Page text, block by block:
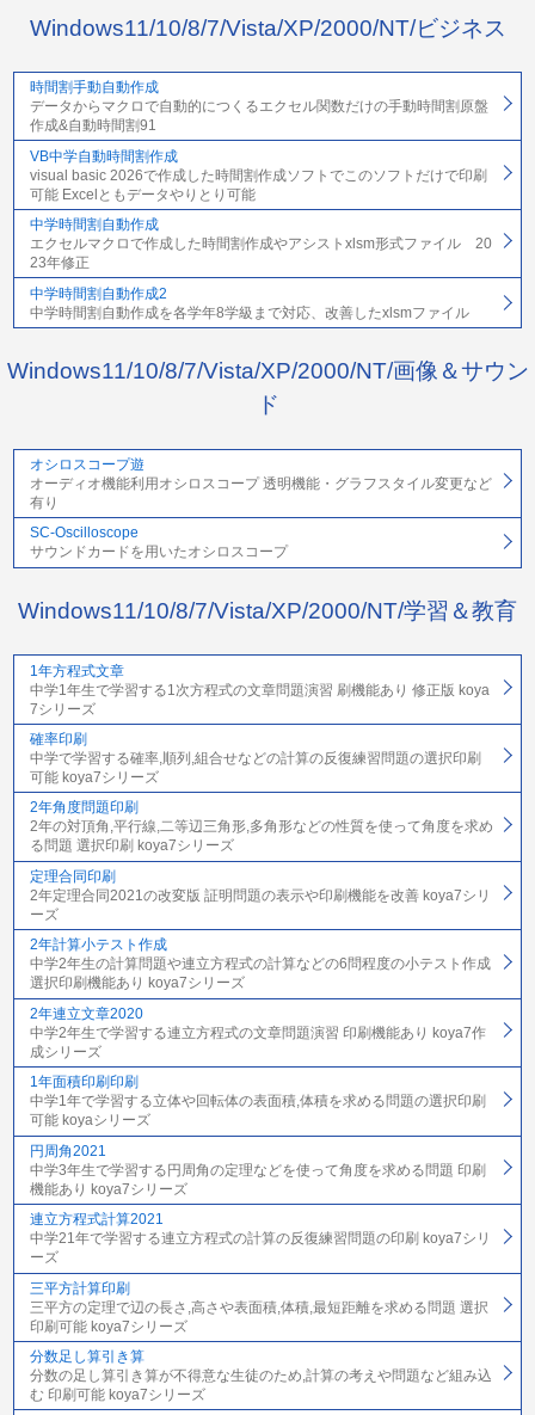
Windows11/10/8/7/Vista/XP/2000/NT/ビジネス
時間割手動自動作成
データからマクロで自動的につくるエクセル関数だけの手動時間割原盤
作成&自動時間割91
VB中学自動時間割作成
visual basic 2026で作成した時間割作成ソフトでこのソフトだけで印刷
可能 Excelともデータやりとり可能
中学時間割自動作成
エクセルマクロで作成した時間割作成やアシストxlsm形式ファイル 20
23年修正
中学時間割自動作成2
中学時間割自動作成を各学年8学級まで対応、改善したxlsmファイル
Windows11/10/8/7/Vista/XP/2000/NT/画像＆サウン
ド
オシロスコープ遊
オーディオ機能利用オシロスコープ 透明機能・グラフスタイル変更など
有り
SC-Oscilloscope
サウンドカードを用いたオシロスコープ
Windows11/10/8/7/Vista/XP/2000/NT/学習＆教育
1年方程式文章
中学1年生で学習する1次方程式の文章問題演習 刷機能あり 修正版 koya
7シリーズ
確率印刷
中学で学習する確率,順列,組合せなどの計算の反復練習問題の選択印刷
可能 koya7シリーズ
2年角度問題印刷
2年の対頂角,平行線,二等辺三角形,多角形などの性質を使って角度を求め
る問題 選択印刷 koya7シリーズ
定理合同印刷
2年定理合同2021の改変版 証明問題の表示や印刷機能を改善 koya7シリ
ーズ
2年計算小テスト作成
中学2年生の計算問題や連立方程式の計算などの6問程度の小テスト作成
選択印刷機能あり koya7シリーズ
2年連立文章2020
中学2年生で学習する連立方程式の文章問題演習 印刷機能あり koya7作
成シリーズ
1年面積印刷印刷
中学1年で学習する立体や回転体の表面積,体積を求める問題の選択印刷
可能 koyaシリーズ
円周角2021
中学3年生で学習する円周角の定理などを使って角度を求める問題 印刷
機能あり koya7シリーズ
連立方程式計算2021
中学21年で学習する連立方程式の計算の反復練習問題の印刷 koya7シリ
ーズ
三平方計算印刷
三平方の定理で辺の長さ,高さや表面積,体積,最短距離を求める問題 選択
印刷可能 koya7シリーズ
分数足し算引き算
分数の足し算引き算が不得意な生徒のため,計算の考えや問題など組み込
む 印刷可能 koya7シリーズ